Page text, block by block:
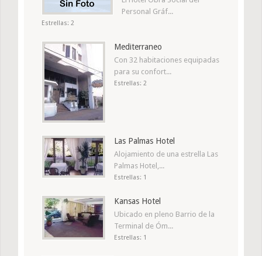
Personal Gráf...
Estrellas: 2
Mediterraneo
Con 32 habitaciones equipadas
para su confort...
Estrellas: 2
Las Palmas Hotel
Alojamiento de una estrella Las
Palmas Hotel,...
Estrellas: 1
Kansas Hotel
Ubicado en pleno Barrio de la
Terminal de Óm...
Estrellas: 1